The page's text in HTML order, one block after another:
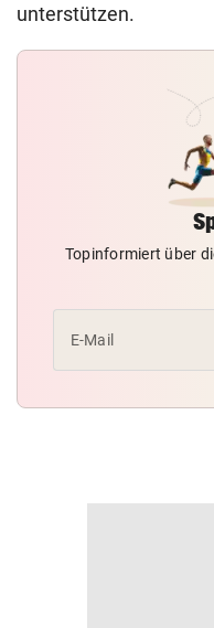
unterstützen.
Topinformiert über
E-Mail